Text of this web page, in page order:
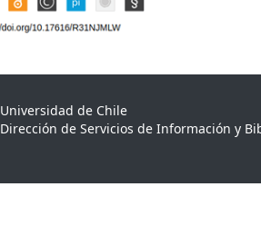
Universidad de Chile
Dirección de Servicios de Información y